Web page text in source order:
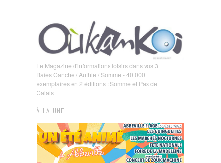
Le Magazine d'informations loisirs dans vos 3
Baies Canche / Authie / Somme - 40 000
exemplaires en 2 éditions : Somme et Pas de
Calais
À LA UNE